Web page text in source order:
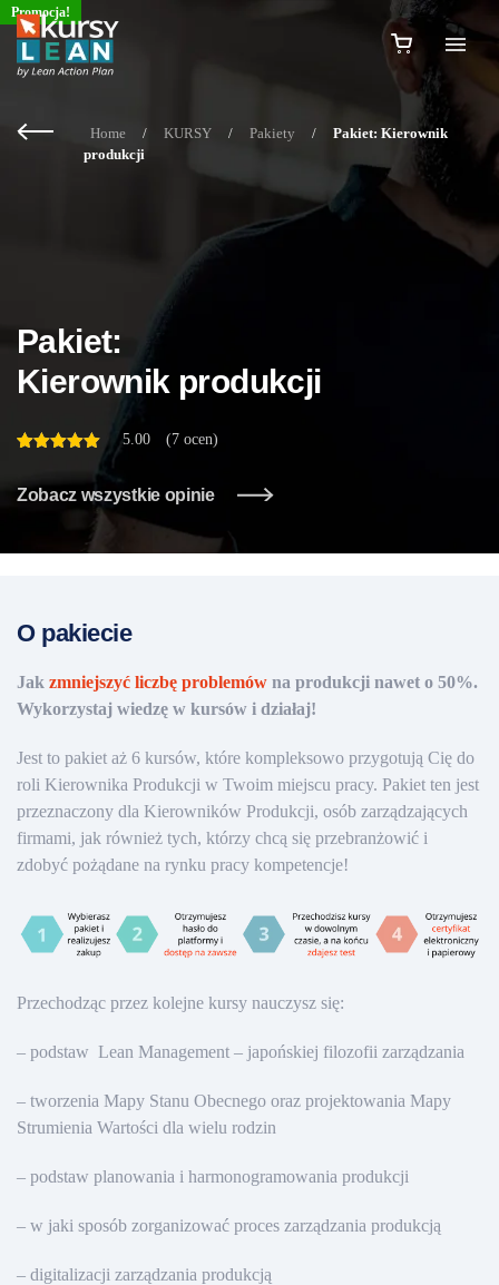
Promocja!
Home / KURSY / Pakiety /
Pakiet: Kierownik
produkcji
Pakiet:
Kierownik produkcji
5.00
na 5 na
ocen
klientów
(7 ocen)
Zobacz wszystkie opinie
O pakiecie
Jak zmniejszyć liczbę problemów na produkcji nawet o 50%.
Wykorzystaj wiedzę w kursów i działaj!
Jest to pakiet aż 6 kursów, które kompleksowo przygotują Cię do
roli Kierownika Produkcji w Twoim miejscu pracy. Pakiet ten jest
przeznaczony dla Kierowników Produkcji, osób zarządzających
firmami, jak również tych, którzy chcą się przebranżowić i
zdobyć pożądane na rynku pracy kompetencje!
Przechodząc przez kolejne kursy nauczysz się:
– podstaw Lean Management – japońskiej filozofii zarządzania
– tworzenia Mapy Stanu Obecnego oraz projektowania Mapy
Strumienia Wartości dla wielu rodzin
– podstaw planowania i harmonogramowania produkcji
– w jaki sposób zorganizować proces zarządzania produkcją
– digitalizacji zarządzania produkcją